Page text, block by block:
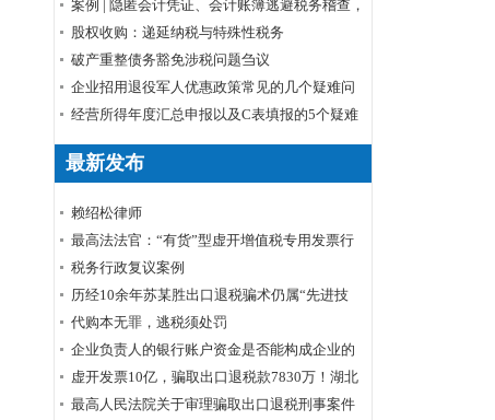
申报还是免予补缴
案例 | 隐匿会计凭证、会计账簿逃避税务稽查，
小心被判刑！
股权收购：递延纳税与特殊性税务
破产重整债务豁免涉税问题刍议
企业招用退役军人优惠政策常见的几个疑难问
题解答
经营所得年度汇总申报以及C表填报的5个疑难
问题
最新发布
赖绍松律师
最高法法官：“有货”型虚开增值税专用发票行
为定性
税务行政复议案例
历经10余年苏某胜出口退税骗术仍属“先进技
术”，福州国税稽查局相应的查骗方法仍非常管
用
代购本无罪，逃税须处罚
企业负责人的银行账户资金是否能构成企业的
应税收入？
虚开发票10亿，骗取出口退税款7830万！湖北
破获链条式骗税案
最高人民法院关于审理骗取出口退税刑事案件